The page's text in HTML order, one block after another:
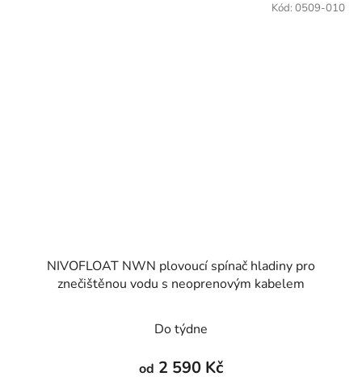
NIVOFLOAT NWN plovoucí spínač hladiny pro
znečištěnou vodu s neoprenovým kabelem
Do týdne
od 2 590 Kč
Kód: 0509-010